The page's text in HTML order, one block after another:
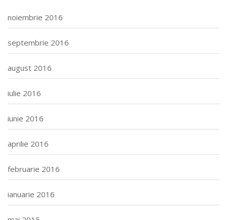
noiembrie 2016
septembrie 2016
august 2016
iulie 2016
iunie 2016
aprilie 2016
februarie 2016
ianuarie 2016